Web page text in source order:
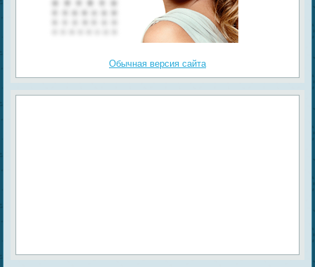
Обычная версия сайта